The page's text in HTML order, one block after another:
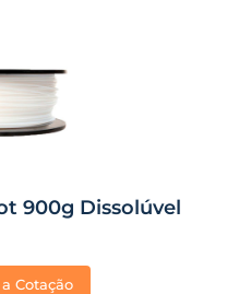
900g Dissolúvel
Cotação